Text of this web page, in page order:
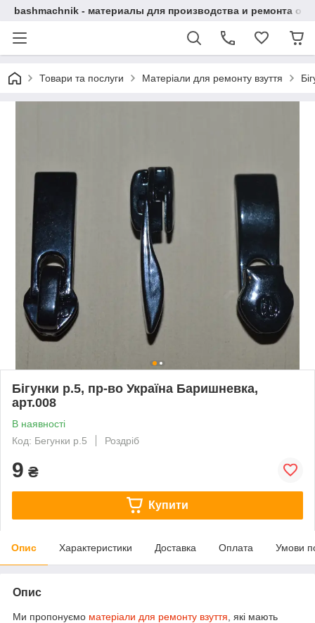
bashmachnik - материалы для производства и ремонта
Товари та послуги Матеріали для ремонту взуття
Бігунки р.5, пр-во Україна Баришневка,
арт.008
В наявності
Код: Бегунки р.5
Роздріб
9 ₴
Купити
Опис Характеристики Доставка Оплата Умови
Опис
Ми пропонуємо матеріали для ремонту взуття , які мають